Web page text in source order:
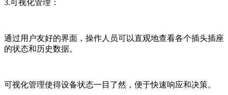
3.可视化管理：
通过用户友好的界面，操作人员可以直观地查看各个插头插座
的状态和历史数据。
可视化管理使得设备状态一目了然，便于快速响应和决策。